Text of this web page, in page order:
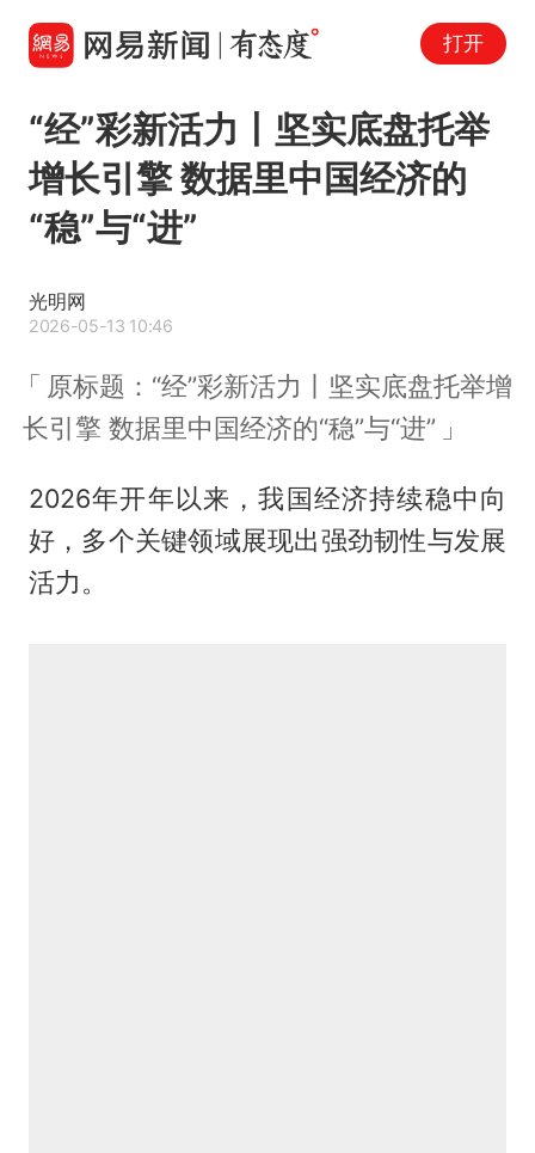
打开
“经”彩新活力丨坚实底盘托举
增长引擎 数据里中国经济的
“稳”与“进”
光明网
2026-05-13 10:46
原标题：“经”彩新活力丨坚实底盘托举增
长引擎 数据里中国经济的“稳”与“进”
2026年开年以来，我国经济持续稳中向
好，多个关键领域展现出强劲韧性与发展
活力。